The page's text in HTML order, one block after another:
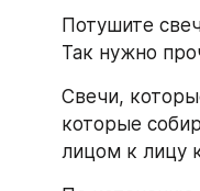
Потушите
Так нужно
Свечи,
которые
лицом к лицу